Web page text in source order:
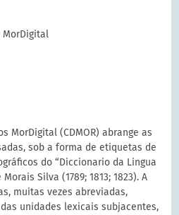
MorDigital
MorDigital (CDMOR) abrange as
sob a forma de etiquetas de
do “Diccionario da Lingua
Silva (1789; 1813; 1823). A
muitas vezes abreviadas,
unidades lexicais subjacentes,